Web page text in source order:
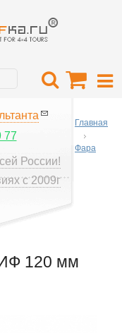
77
России!
с 2009г
Главная
Фара
120 мм